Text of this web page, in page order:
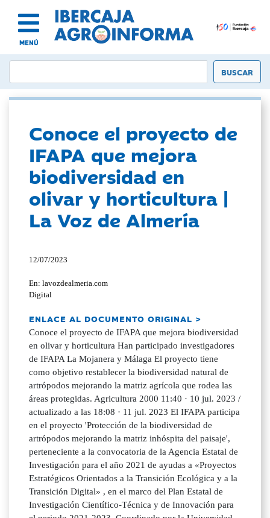
MENÚ
Conoce el proyecto de
IFAPA que mejora
biodiversidad en
olivar y horticultura |
La Voz de Almería
12/07/2023
En: lavozdealmeria.com
Digital
ENLACE AL DOCUMENTO ORIGINAL >
Conoce el proyecto de IFAPA que mejora biodiversidad
en olivar y horticultura Han participado investigadores
de IFAPA La Mojanera y Málaga El proyecto tiene
como objetivo restablecer la biodiversidad natural de
artrópodos mejorando la matriz agrícola que rodea las
áreas protegidas. Agricultura 2000 11:40 · 10 jul. 2023 /
actualizado a las 18:08 · 11 jul. 2023 El IFAPA participa
en el proyecto 'Protección de la biodiversidad de
artrópodos mejorando la matriz inhóspita del paisaje',
perteneciente a la convocatoria de la Agencia Estatal de
Investigación para el año 2021 de ayudas a «Proyectos
Estratégicos Orientados a la Transición Ecológica y a la
Transición Digital» , en el marco del Plan Estatal de
Investigación Científico-Técnica y de Innovación para